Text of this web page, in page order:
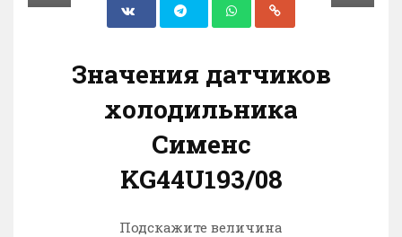
Значения датчиков
холодильника
Сименс
KG44U193/08
Подскажите величина